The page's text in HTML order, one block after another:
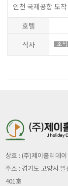
인천 국제공항 도착
호텔
식사
조식
상호 : (주)제이홀리데
주소 : 경기도 고양시
401호